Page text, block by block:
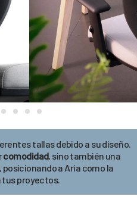
tallas debido a su diseño.
comodidad, sino también una
posicionando a Aria como la
proyectos.